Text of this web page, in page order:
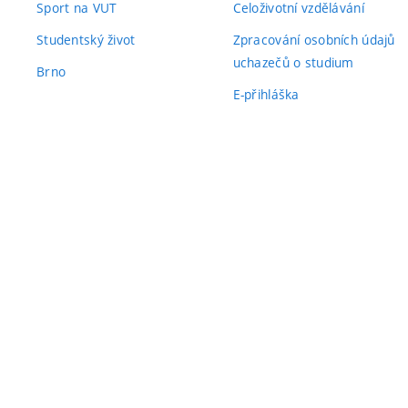
Sport na VUT
Studentský život
Brno
Celoživotní vzdělávání
Zpracování osobních údajů
uchazečů o studium
E-přihláška